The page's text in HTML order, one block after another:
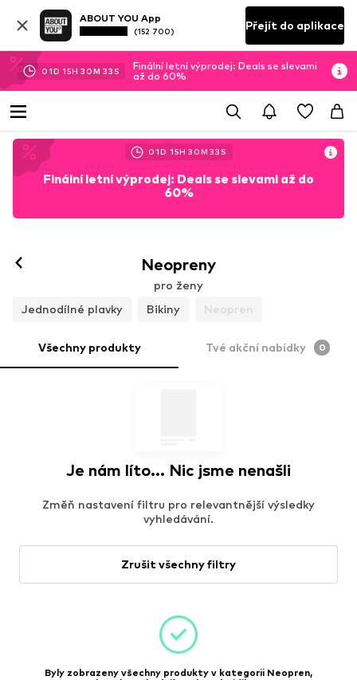
ABOUT YOU App
(152 700) Přejít do aplikace
01D 15H 30M 32 S
Finální letní výprodej: Deals se slevami
až do 60%
01D 15H 30M 32 S
Finální letní výprodej: Deals se slevami až do
60%
Neopreny
pro ženy
Jednodílné plavky
Bikiny Neopren
Všechny produkty Tvé akční nabídky 0
Je nám líto... Nic jsme nenašli
Změň nastavení filtru pro relevantnější výsledky
vyhledávání.
Zrušit všechny filtry
Byly zobrazeny všechny produkty v kategorii Neopren,